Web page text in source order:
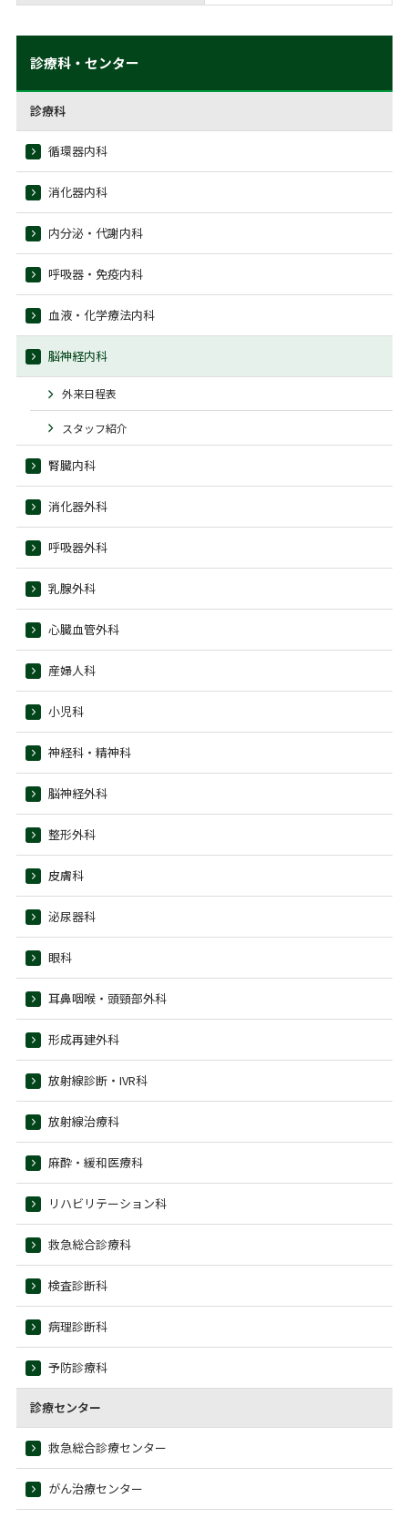
診療科・センター
診療科
循環器内科
消化器内科
内分泌・代謝内科
呼吸器・免疫内科
血液・化学療法内科
脳神経内科
外来日程表
スタッフ紹介
腎臓内科
消化器外科
呼吸器外科
乳腺外科
心臓血管外科
産婦人科
小児科
神経科・精神科
脳神経外科
整形外科
皮膚科
泌尿器科
眼科
耳鼻咽喉・頭頸部外科
形成再建外科
放射線診断・IVR科
放射線治療科
麻酔・緩和医療科
リハビリテーション科
救急総合診療科
検査診断科
病理診断科
予防診療科
診療センター
救急総合診療センター
がん治療センター